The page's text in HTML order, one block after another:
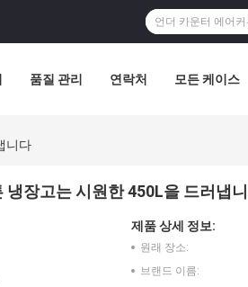
품질 관리 연락처 모든 케이스
니다
냉장고는 시원한 450L을 드러냅
제품 상세 정보:
원래 장소:
브랜드 이름: